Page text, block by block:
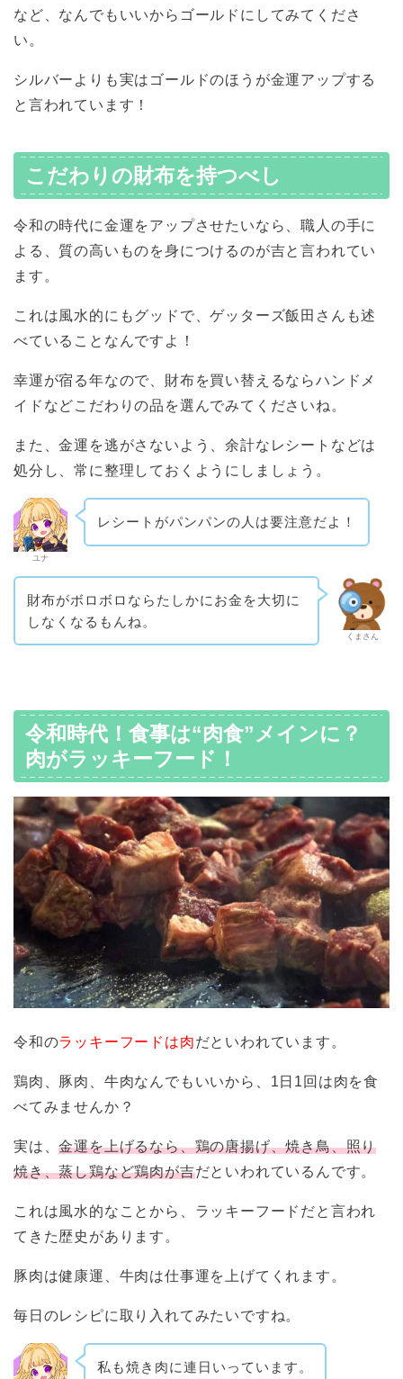
など、なんでもいいからゴールドにしてみてくださ
い。
シルバーよりも実はゴールドのほうが金運アップする
と言われています！
こだわりの財布を持つべし
令和の時代に金運をアップさせたいなら、職人の手に
よる、質の高いものを身につけるのが吉と言われてい
ます。
これは風水的にもグッドで、ゲッターズ飯田さんも述
べていることなんですよ！
幸運が宿る年なので、財布を買い替えるならハンドメ
イドなどこだわりの品を選んでみてくださいね。
また、金運を逃がさないよう、余計なレシートなどは
処分し、常に整理しておくようにしましょう。
ユナ
レシートがパンパンの人は要注意だよ！
くまさん
財布がボロボロならたしかにお金を大切に
しなくなるもんね。
令和時代！食事は“肉食”メインに？
肉がラッキーフード！
令和のラッキーフードは肉だといわれています。
鶏肉、豚肉、牛肉なんでもいいから、1日1回は肉を食
べてみませんか？
実は、金運を上げるなら、鶏の唐揚げ、焼き鳥、照り
焼き、蒸し鶏など鶏肉が吉だといわれているんです。
これは風水的なことから、ラッキーフードだと言われ
てきた歴史があります。
豚肉は健康運、牛肉は仕事運を上げてくれます。
毎日のレシピに取り入れてみたいですね。
私も焼き肉に連日いっています。